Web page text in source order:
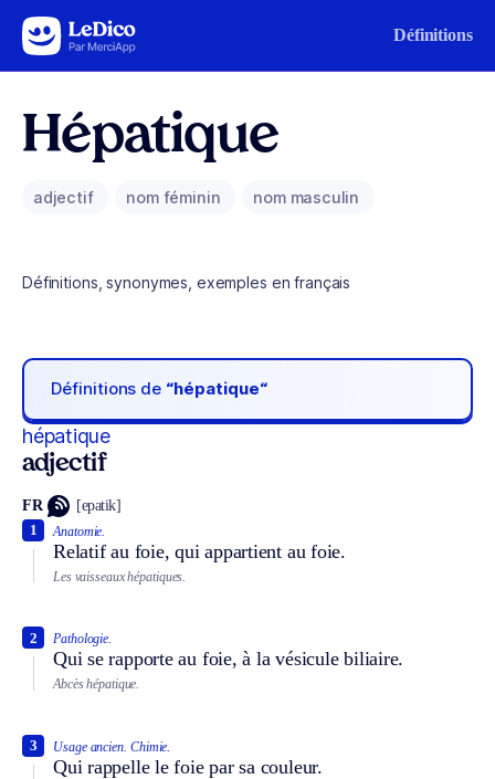
Aller au contenu Définitions
Hépatique
adjectif nom féminin nom masculin
Définitions, synonymes, exemples en français
Définitions de “hépatique“
hépatique
adjectif
FR [epatik]
Anatomie.
Relatif au foie, qui appartient au foie.
1
Les vaisseaux hépatiques.
Pathologie.
Qui se rapporte au foie, à la vésicule biliaire.
2
Abcès hépatique.
Usage ancien. Chimie.
Qui rappelle le foie par sa couleur.
3